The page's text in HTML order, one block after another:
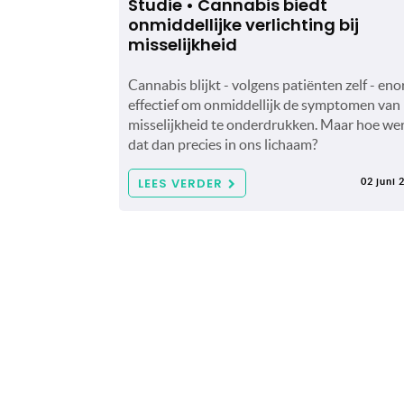
Studie • Cannabis biedt
onmiddellijke verlichting bij
misselijkheid
Cannabis blijkt - volgens patiënten zelf -
effectief om onmiddellijk de symptomen van
misselijkheid te onderdrukken. Maar hoe
dat dan precies in ons lichaam?
LEES VERDER 02 juni